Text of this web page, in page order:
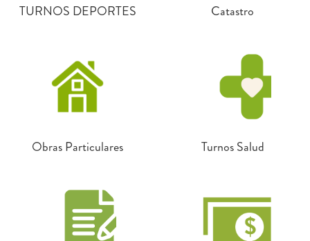
TURNOS DEPORTES Catastro
Obras Particulares Turnos Salud